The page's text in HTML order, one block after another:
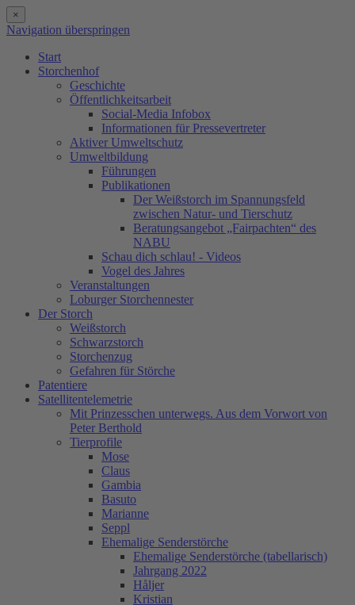
×
Navigation überspringen
Start
Storchenhof
Geschichte
Öffentlichkeitsarbeit
Social-Media Infobox
Informationen für Pressevertreter
Aktiver Umweltschutz
Umweltbildung
Führungen
Publikationen
Der Weißstorch im Spannungsfeld
zwischen Natur- und Tierschutz
Beratungsangebot „Fairpachten“ des
NABU
Schau dich schlau! - Videos
Vogel des Jahres
Veranstaltungen
Loburger Storchennester
Der Storch
Weißstorch
Schwarzstorch
Storchenzug
Gefahren für Störche
Patentiere
Satellitentelemetrie
Mit Prinzesschen unterwegs. Aus dem Vorwort von
Peter Berthold
Tierprofile
Mose
Claus
Gambia
Basuto
Marianne
Seppl
Ehemalige Senderstörche
Ehemalige Senderstörche (tabellarisch)
Jahrgang 2022
Håljer
Kristian